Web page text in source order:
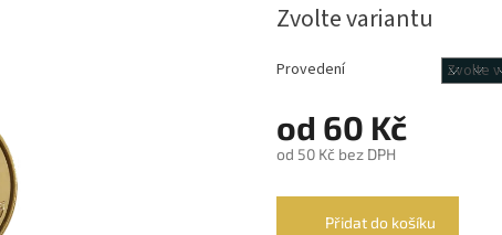
od 60 Kč
od 50 Kč bez DPH
Zvolte variantu
Provedení
Přidat do košíku